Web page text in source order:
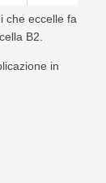
che eccelle fa
B2.
in